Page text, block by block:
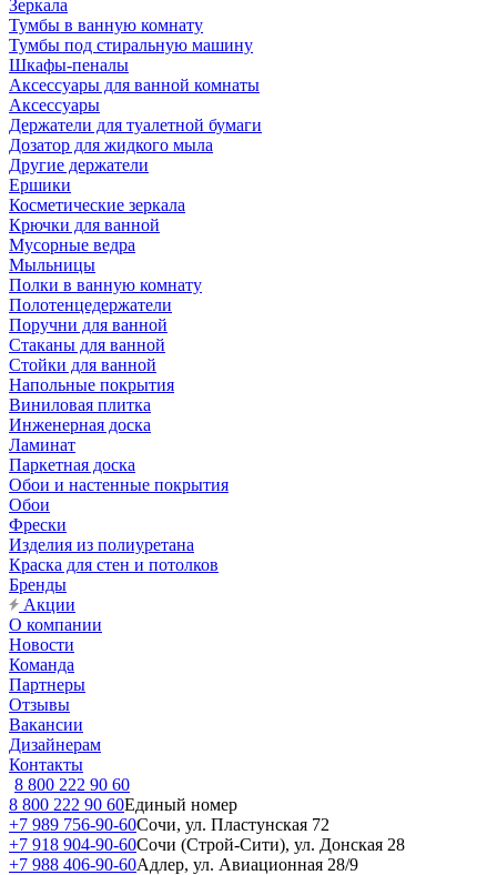
Зеркала
Тумбы в ванную комнату
Тумбы под стиральную машину
Шкафы-пеналы
Аксессуары для ванной комнаты
Аксессуары
Держатели для туалетной бумаги
Дозатор для жидкого мыла
Другие держатели
Ершики
Косметические зеркала
Крючки для ванной
Мусорные ведра
Мыльницы
Полки в ванную комнату
Полотенцедержатели
Поручни для ванной
Стаканы для ванной
Стойки для ванной
Напольные покрытия
Виниловая плитка
Инженерная доска
Ламинат
Паркетная доска
Обои и настенные покрытия
Обои
Фрески
Изделия из полиуретана
Краска для стен и потолков
Бренды
Акции
О компании
Новости
Команда
Партнеры
Отзывы
Вакансии
Дизайнерам
Контакты
8 800 222 90 60
8 800 222 90 60Единый номер
+7 989 756-90-60Сочи, ул. Пластунская 72
+7 918 904-90-60Сочи (Строй-Сити), ул. Донская 28
+7 988 406-90-60Адлер, ул. Авиационная 28/9